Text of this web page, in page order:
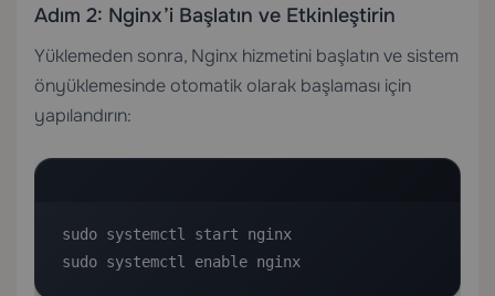
Adım 2: Nginx’i Başlatın ve Etkinleştirin
Yüklemeden sonra, Nginx hizmetini başlatın ve sistem
önyüklemesinde otomatik olarak başlaması için
yapılandırın:
sudo systemctl start nginx
sudo systemctl enable nginx